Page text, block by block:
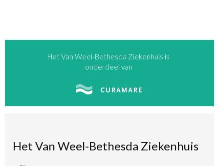
Het Van Weel-Bethesda Ziekenhuis is
onderdeel van
Het Van Weel-Bethesda Ziekenhuis